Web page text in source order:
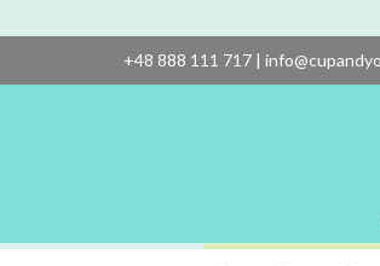
+48 888 111 717 |